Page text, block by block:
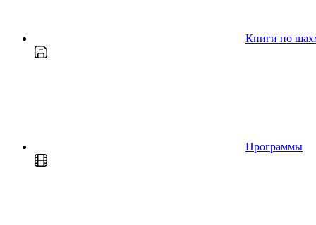
Книги по
Программы